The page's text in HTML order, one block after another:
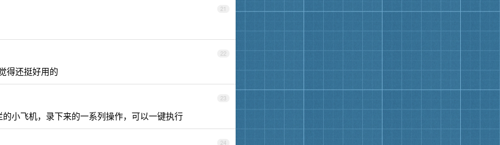
21
22
得还挺好用的
23
小飞机，录下来的一系列操作，可以一键执行
24